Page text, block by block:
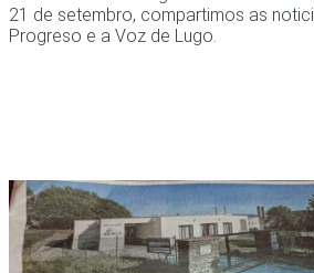
21 de setembro, compartimos as
Progreso e a Voz de Lugo.